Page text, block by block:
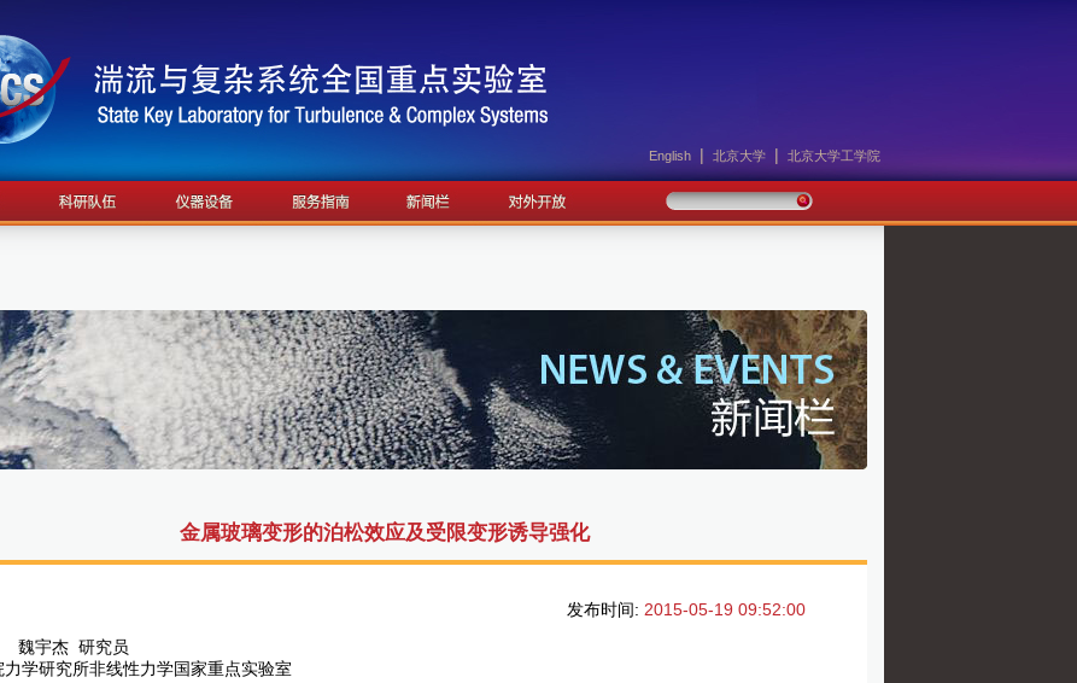
English | 北京大学 | 北京大学工学院
金属玻璃变形的泊松效应及受限变形诱导强化
发布时间: 2015-05-19 09:52:00
魏宇杰 研究员
学研究所非线性力学国家重点实验室